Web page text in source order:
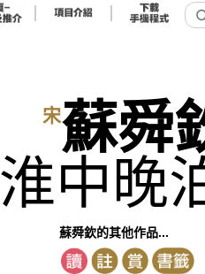
宋蘇舜
淮中晚
蘇舜欽的其他作品...